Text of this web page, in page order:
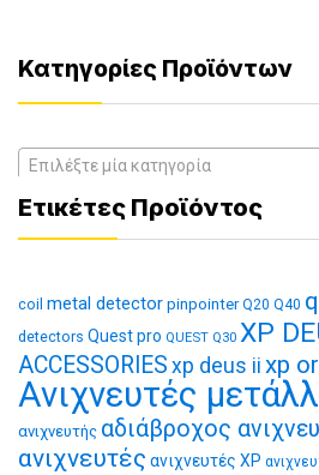
Κατηγορίες Προϊόντων
Επιλέξτε μία κατηγορία
Ετικέτες Προϊόντος
coil metal detector pinpointer Q20 Q40
detectors Quest pro QUEST Q30 XP
ACCESSORIES xp deus ii xp
Ανιχνευτές
ανιχνευτής αδιάβροχος
ανιχνευτές ανιχνευτές XP